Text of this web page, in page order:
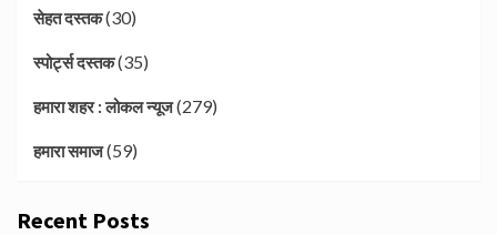
सेहत दस्तक(30)
स्पोर्ट्स दस्तक(35)
हमारा शहर : लोकल न्यूज(279)
हमारा समाज(59)
Recent Posts